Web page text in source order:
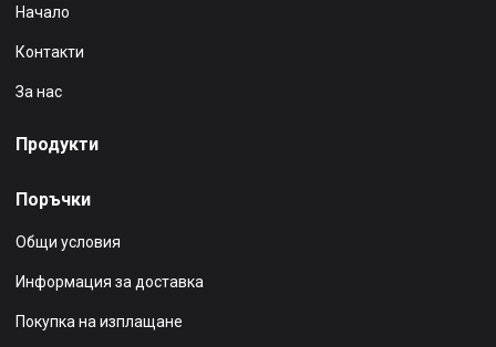
Начало
Контакти
За нас
Продукти
Поръчки
Общи условия
Информация за доставка
Покупка на изплащане